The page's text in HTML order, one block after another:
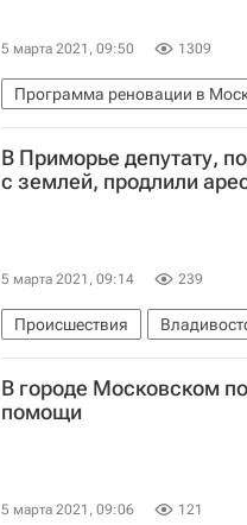
5 марта 2021, 09:50 1309
Программа реновации в
Реновация
Жилье
В Приморье депутату,
с землей, продлили
5 марта 2021, 09:14 239
Происшествия
Земельные участки
В городе Московском
помощи
5 марта 2021, 09:06 121